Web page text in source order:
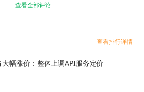
查看全部评论
查看排行详情
幅涨价：整体上调API服务定价